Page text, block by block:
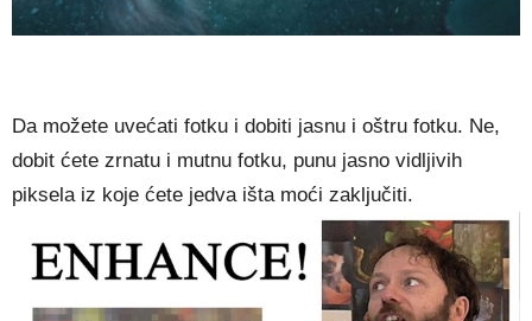
Da možete uvećati fotku i dobiti jasnu i oštru fotku. Ne,
dobit ćete zrnatu i mutnu fotku, punu jasno vidljivih
piksela iz koje ćete jedva išta moći zaključiti.